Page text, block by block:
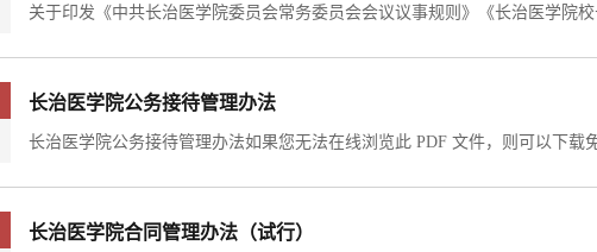
长治医学院公务接待管理办法
长治医学院合同管理办法（试行）